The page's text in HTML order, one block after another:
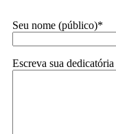
Seu nome (público)*
Escreva sua dedicatória